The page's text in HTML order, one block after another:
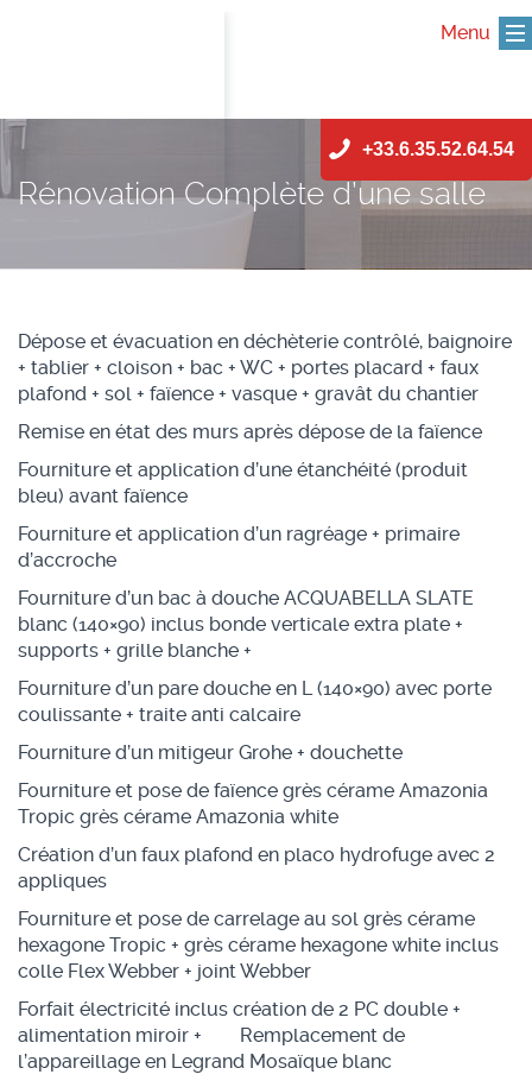
Skip
content
Menu
Rénovation Complète d’une salle
de bain à Savigny-Sur-Orge
Essonne 91
+33.6.35.52.64.54
Dépose et évacuation en déchèterie contrôlé, baignoire
+ tablier + cloison + bac + WC + portes placard + faux
plafond + sol + faïence + vasque + gravât du chantier
Remise en état des murs après dépose de la faïence
Fourniture et application d’une étanchéité (produit
bleu) avant faïence
Fourniture et application d’un ragréage + primaire
d’accroche
Fourniture d’un bac à douche ACQUABELLA SLATE
blanc (140×90) inclus bonde verticale extra plate +
supports + grille blanche +
Fourniture d’un pare douche en L (140×90) avec porte
coulissante + traite anti calcaire
Fourniture d’un mitigeur Grohe + douchette
Fourniture et pose de faïence grès cérame Amazonia
Tropic grès cérame Amazonia white
Création d’un faux plafond en placo hydrofuge avec 2
appliques
Fourniture et pose de carrelage au sol grès cérame
hexagone Tropic + grès cérame hexagone white inclus
colle Flex Webber + joint Webber
Forfait électricité inclus création de 2 PC double +
alimentation miroir + Remplacement de
l’appareillage en Legrand Mosaïque blanc